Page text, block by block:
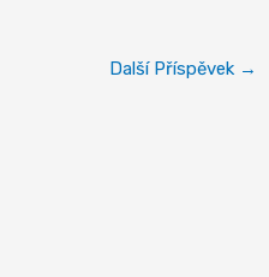
Další Příspěvek →